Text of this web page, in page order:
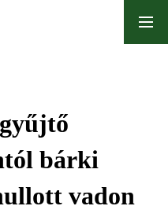
bárki
vadon